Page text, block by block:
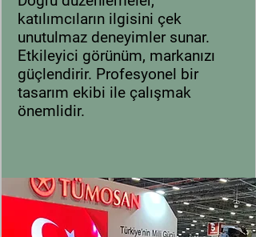
katılımcıların ilgisini çek
unutulmaz deneyimler sunar.
Etkileyici görünüm, markanızı
güçlendirir. Profesyonel bir
tasarım ekibi ile çalışmak
önemlidir.